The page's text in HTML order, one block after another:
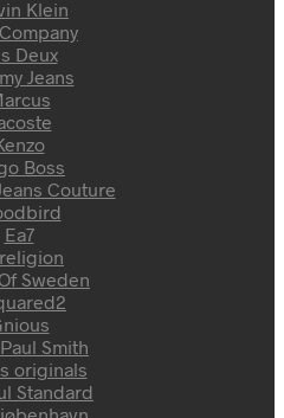
Klein
Deux
Jeans
Boss
Couture
Ea7
Sweden
Smith
originals
Standard